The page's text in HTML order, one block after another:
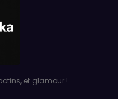
et glamour !